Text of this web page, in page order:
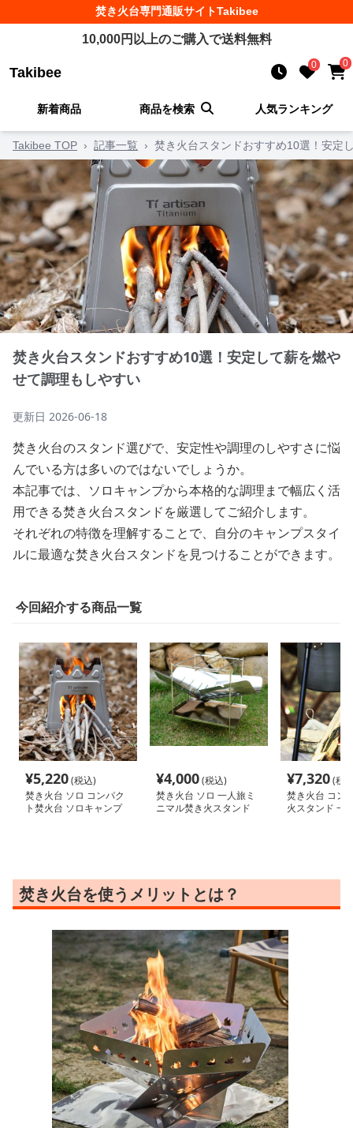
焚き火台専門通販サイトTakibee
10,000円以上のご購入で送料無料
Takibee 0 0
新着商品 商品を検索 人気ランキング
Takibee TOP › 記事一覧 › 焚き火台スタンドおすすめ10選！安定
焚き火台スタンドおすすめ10選！安定して薪を燃や
せて調理もしやすい
更新日 2026-06-18
焚き火台のスタンド選びで、安定性や調理のしやすさに悩
んでいる方は多いのではないでしょうか。
本記事では、ソロキャンプから本格的な調理まで幅広く活
用できる焚き火台スタンドを厳選してご紹介します。
それぞれの特徴を理解することで、自分のキャンプスタイ
ルに最適な焚き火台スタンドを見つけることができます。
今回紹介する商品一覧
¥5,220(税込)
焚き火台 ソロ コンパク
ト焚火台 ソロキャンプ
¥4,000(税込)
焚き火台 ソロ 一人旅ミ
ニマル焚き火スタンド
¥7,320(税
焚き火台 コン
火スタンド 一
焚き火台を使うメリットとは？